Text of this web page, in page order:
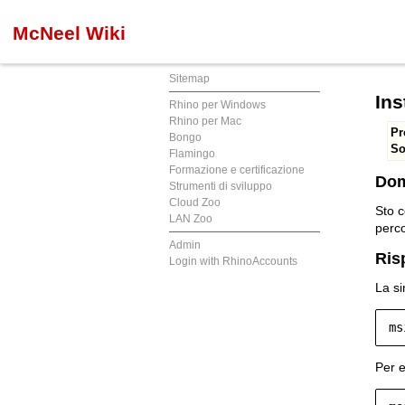
McNeel Wiki
Sitemap
Rhino per Windows
Rhino per Mac
Bongo
Flamingo
Formazione e certificazione
Strumenti di sviluppo
Cloud Zoo
LAN Zoo
Admin
Login with RhinoAccounts
Sto
La
Per